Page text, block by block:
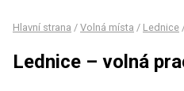
Hlavní strana / Volná místa / Lednice
Lednice – volná